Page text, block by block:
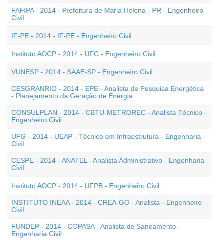
FAFIPA - 2014 - Prefeitura de Maria Helena - PR - Engenheiro
Civil
IF-PE - 2014 - IF-PE - Engenheiro Civil
Instituto AOCP - 2014 - UFC - Engenheiro Civil
VUNESP - 2014 - SAAE-SP - Engenheiro Civil
CESGRANRIO - 2014 - EPE - Analista de Pesquisa Energética
- Planejamento da Geração de Energia
CONSULPLAN - 2014 - CBTU-METROREC - Analista Técnico -
Engenheiro Civil
UFG - 2014 - UEAP - Técnico em Infraestrutura - Engenharia
Civil
CESPE - 2014 - ANATEL - Analista Administrativo - Engenharia
Civil
Instituto AOCP - 2014 - UFPB - Engenheiro Civil
INSTITUTO INEAA - 2014 - CREA-GO - Analista - Engenheiro
Civil
FUNDEP - 2014 - COPASA - Analista de Saneamento -
Engenharia Civil